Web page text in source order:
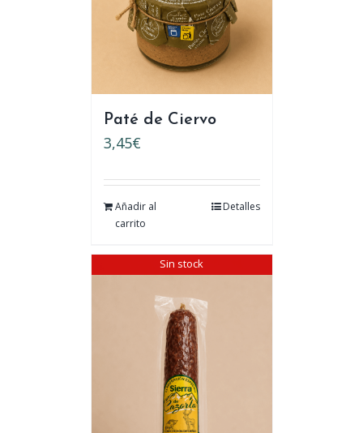
Paté de Ciervo
3,45€
Añadir al
carrito
Detalles
Sin stock